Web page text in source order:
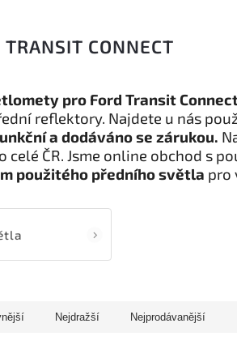
TRANSIT CONNECT
pro Ford Transit
reflektory. Najdete u nás
a dodáváno se zárukou.
celé ČR. Jsme online obchod s
použitého předního světla pro
Nejdražší Nejprodávanější